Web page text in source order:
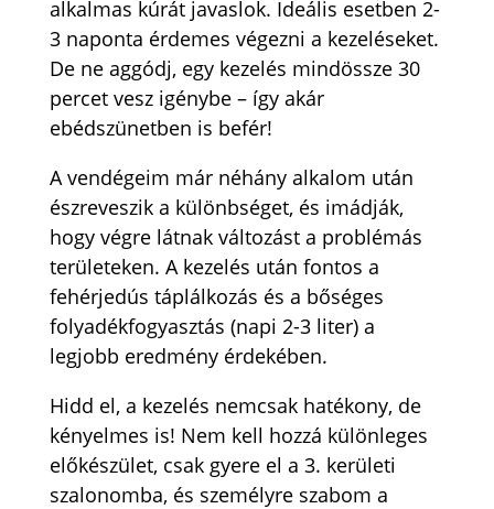
alkalmas kúrát javaslok. Ideális esetben 2-
3 naponta érdemes végezni a kezeléseket.
De ne aggódj, egy kezelés mindössze 30
percet vesz igénybe – így akár
ebédszünetben is befér!
A vendégeim már néhány alkalom után
észreveszik a különbséget, és imádják,
hogy végre látnak változást a problémás
területeken. A kezelés után fontos a
fehérjedús táplálkozás és a bőséges
folyadékfogyasztás (napi 2-3 liter) a
legjobb eredmény érdekében.
Hidd el, a kezelés nemcsak hatékony, de
kényelmes is! Nem kell hozzá különleges
előkészület, csak gyere el a 3. kerületi
szalonomba, és személyre szabom a